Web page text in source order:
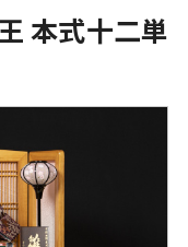
本式十二単